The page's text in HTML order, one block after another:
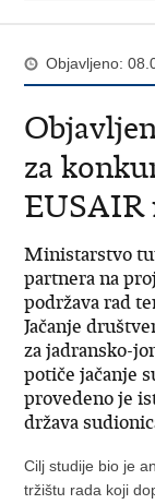
Objavljeno:
za
EUSAIR
Ministarstvo
partnera na
podržava rad
Jačanje
za jadransko-
potiče jačanje
provedeno je
država
Cilj studije bio je
tržištu rada koji